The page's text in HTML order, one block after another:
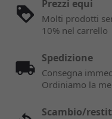
Prezzi equi
Molti prodotti
10% nel carrello
Spedizione
Consegna
Ordiniamo la
Scambio/